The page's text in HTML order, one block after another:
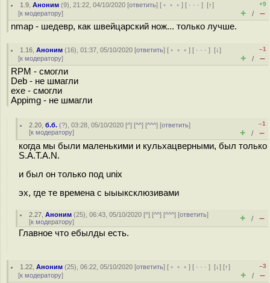
1.9 ,Аноним (9), 21:22, 04/10/2020 [ответить] [ ﹢﹢﹢] [ · · ·][↑]
[к модератору]
+9
+ / –
nmap - шедевр, как швейцарский нож... только лучше.
1.16 ,Аноним (16), 01:37, 05/10/2020 [ответить] [ ﹢﹢﹢] [ · · ·][↓]
[к модератору]
–1
+ / –
RPM - смогли
Deb - не шмагли
exe - смогли
Appimg - не шмагли
2.20 ,б.б. (?), 03:28, 05/10/2020 [^] [^^] [^^^] [ответить]
[к модератору]
–1
+ / –
когда мы были маленькими и кульхацверными, был только
S.A.T.A.N.
и был он только под unix
эх, где те времена с ыыыксклюзивами
2.27 ,Аноним (25), 06:43, 05/10/2020 [^] [^^] [^^^] [ответить]
[к модератору] + / –
Главное что ебылды есть.
1.22 ,Аноним (25), 06:22, 05/10/2020 [ответить] [ ﹢﹢﹢] [ · · ·][↓] [↑]
[к модератору]
–3
+ / –